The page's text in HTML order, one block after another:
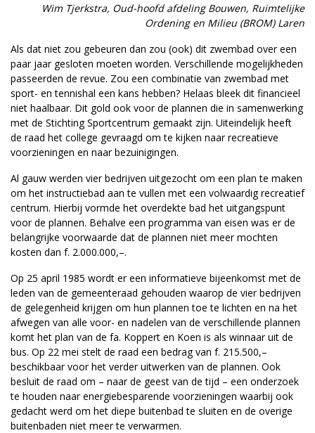
Wim Tjerkstra, Oud-hoofd afdeling Bouwen, Ruimtelijke
Ordening en Milieu (BROM) Laren
Als dat niet zou gebeuren dan zou (ook) dit zwembad over een
paar jaar gesloten moeten worden. Verschillende mogelijkheden
passeerden de revue. Zou een combinatie van zwembad met
sport- en tennishal een kans hebben? Helaas bleek dit financieel
niet haalbaar. Dit gold ook voor de plannen die in samenwerking
met de Stichting Sportcentrum gemaakt zijn. Uiteindelijk heeft
de raad het college gevraagd om te kijken naar recreatieve
voorzieningen en naar bezuinigingen.
Al gauw werden vier bedrijven uitgezocht om een plan te maken
om het instructiebad aan te vullen met een volwaardig recreatief
centrum. Hierbij vormde het overdekte bad het uitgangspunt
voor de plannen. Behalve een programma van eisen was er de
belangrijke voorwaarde dat de plannen niet meer mochten
kosten dan f. 2.000.000,–.
Op 25 april 1985 wordt er een informatieve bijeenkomst met de
leden van de gemeenteraad gehouden waarop de vier bedrijven
de gelegenheid krijgen om hun plannen toe te lichten en na het
afwegen van alle voor- en nadelen van de verschillende plannen
komt het plan van de fa. Koppert en Koen is als winnaar uit de
bus. Op 22 mei stelt de raad een bedrag van f. 215.500,–
beschikbaar voor het verder uitwerken van de plannen. Ook
besluit de raad om – naar de geest van de tijd – een onderzoek
te houden naar energiebesparende voorzieningen waarbij ook
gedacht werd om het diepe buitenbad te sluiten en de overige
buitenbaden niet meer te verwarmen.